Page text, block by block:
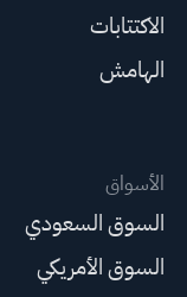
الاكتتابات
الهامش
الأسواق
السوق السعودي
السوق الأمريكي